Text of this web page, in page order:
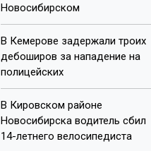
Новосибирском
В Кемерове задержали троих
дебоширов за нападение на
полицейских
В Кировском районе
Новосибирска водитель сбил
14-летнего велосипедиста